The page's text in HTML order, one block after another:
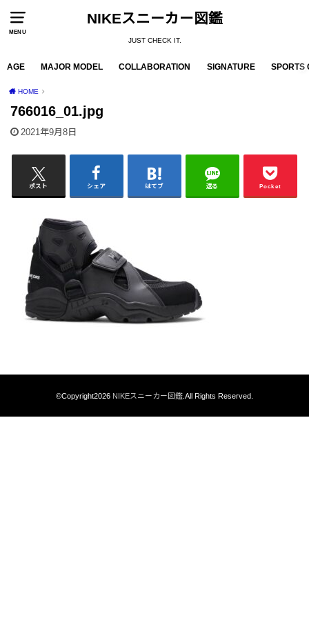
MENU
NIKEスニーカー図鑑
JUST CHECK IT.
AGE MAJOR MODEL COLLABORATION SIGNATURE SPORTS
HOME
766016_01.jpg
2021年9月8日
ポスト シェア はてブ 送る Pocket
©Copyright2026 NIKEスニーカー図鑑.All Rights Reserved.